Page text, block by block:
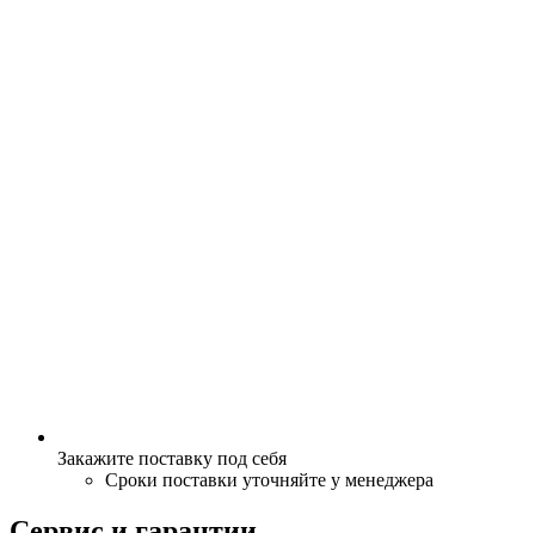
Закажите поставку под себя
Сроки поставки уточняйте у менеджера